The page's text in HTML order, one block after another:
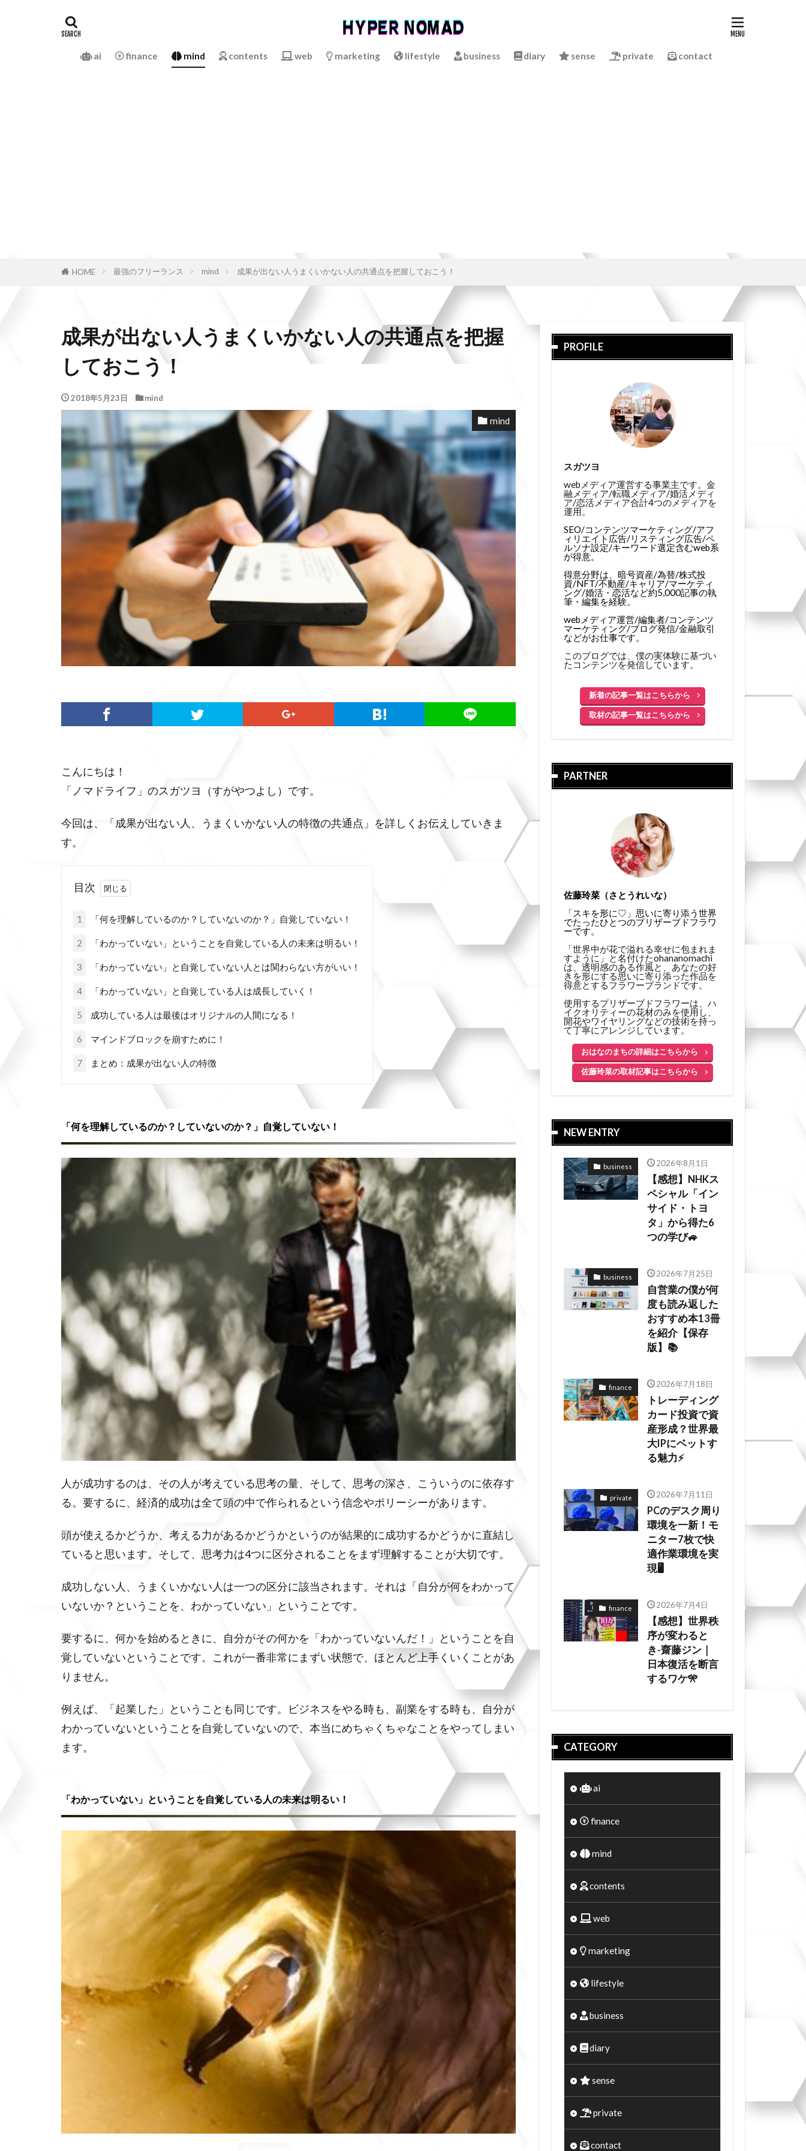
ai finance mind contents web marketing lifestyle business diary sense private contact
HOME 最強のフリーランス mind 成果が出ない人うまくいかない人の共通点を把握しておこう！
成果が出ない人うまくいかない人の共通点を把握
しておこう！
2018年5月23日 mind
mind
こんにちは！
「ノマドライフ」のスガツヨ（すがやつよし）です。
今回は、「成果が出ない人、うまくいかない人の特徴の共通点」を詳しくお伝えしていきま
す。
目次
1 「何を理解しているのか？していないのか？」自覚していない！
2 「わかっていない」ということを自覚している人の未来は明るい！
3 「わかっていない」と自覚していない人とは関わらない方がいい！
4 「わかっていない」と自覚している人は成長していく！
5 成功している人は最後はオリジナルの人間になる！
6 マインドブロックを崩すために！
7 まとめ：成果が出ない人の特徴
「何を理解しているのか？していないのか？」自覚していない！
人が成功するのは、その人が考えている思考の量、そして、思考の深さ、こういうのに依存す
る。要するに、経済的成功は全て頭の中で作られるという信念やポリーシーがあります。
頭が使えるかどうか、考える力があるかどうかというのが結果的に成功するかどうかに直結し
ていると思います。そして、思考力は4つに区分されることをまず理解することが大切です。
成功しない人、うまくいかない人は一つの区分に該当されます。それは「自分が何をわかって
いないか？ということを、わかっていない」ということです。
要するに、何かを始めるときに、自分がその何かを「わかっていないんだ！」ということを自
覚していないということです。これが一番非常にまずい状態で、ほとんど上手くいくことがあ
りません。
例えば、「起業した」ということも同じです。ビジネスをやる時も、副業をする時も、自分が
わかっていないということを自覚していないので、本当にめちゃくちゃなことをやってしまい
ます。
「わかっていない」ということを自覚している人の未来は明るい！
PROFILE
スガツヨ
webメディア運営する事業主です。金
融メディア/転職メディア/婚活メディ
ア/恋活メディア合計4つのメディアを
運用。
SEO/コンテンツマーケティング/アフ
ィリエイト広告/リスティング広告/ペ
ルソナ設定/キーワード選定含むweb系
が得意。
得意分野は、暗号資産/為替/株式投
資/NFT/不動産/キャリア/マーケティ
ング/婚活・恋活など約5,000記事の執
筆・編集を経験。
webメディア運営/編集者/コンテンツ
マーケティング/ブログ発信/金融取引
などがお仕事です。
このブログでは、僕の実体験に基づい
たコンテンツを発信しています。
新着の記事一覧はこちらから
取材の記事一覧はこちらから
PARTNER
佐藤玲菜（さとうれいな）
「スキを形に♡」思いに寄り添う世界
でたったひとつのプリザーブドフラワ
ーです。
「世界中が花で溢れる幸せに包まれま
すように」と名付けたohananomachi
は、透明感のある作風と、あなたの好
きを形にする思いに寄り添った作品を
得意とするフラワーブランドです。
使用するプリザーブドフラワーは、ハ
イクオリティーの花材のみを使用し、
開花やワイヤリングなどの技術を持っ
て丁寧にアレンジしています。
おはなのまちの詳細はこちらから
佐藤玲菜の取材記事はこちらから
NEW ENTRY
business 2026年8月1日
【感想】NHKス
ペシャル「イン
サイド・トヨ
タ」から得た6
つの学び🚙
business 2026年7月25日
自営業の僕が何
度も読み返した
おすすめ本13冊
を紹介【保存
版】📚
finance 2026年7月18日
トレーディング
カード投資で資
産形成？世界最
大IPにベットす
る魅力⚡
private 2026年7月11日
PCのデスク周り
環境を一新！モ
ニター7枚で快
適作業環境を実
現🖥️
finance 2026年7月4日
【感想】世界秩
序が変わると
き-齋藤ジン｜
日本復活を断言
するワケ🎌
CATEGORY
ai
finance
mind
contents
web
marketing
lifestyle
business
diary
sense
private
contact